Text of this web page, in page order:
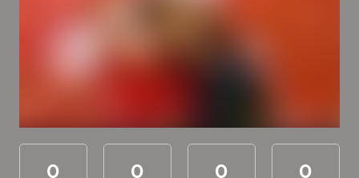
0 0 0 0